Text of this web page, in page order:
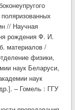
// Научная
рождения Ф. И.
материалов /
физики,
наук Беларуси,
наук
– Гомель : ГГУ